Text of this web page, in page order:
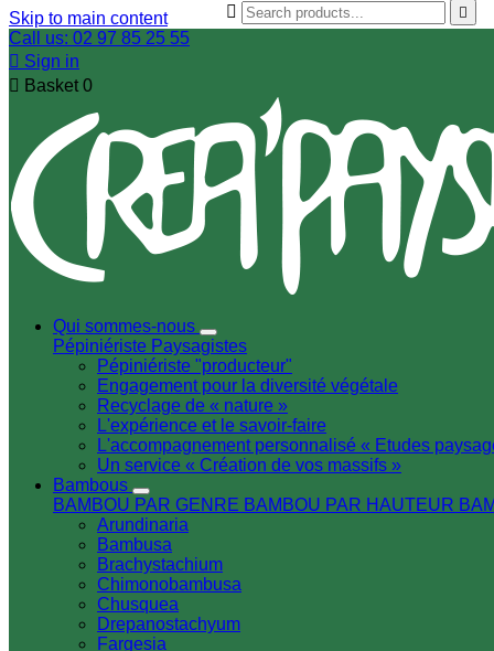
Skip to main content
Call us: 02 97 85 25 55
 Sign in
 Basket 0
Qui sommes-nous
Pépiniériste Paysagistes
Pépiniériste "producteur"
Engagement pour la diversité végétale
Recyclage de « nature »
L'expérience et le savoir-faire
L'accompagnement personnalisé « Etudes
Un service « Création de vos massifs »
Bambous
BAMBOU PAR GENRE BAMBOU PAR HAUTEUR
Arundinaria
Bambusa
Brachystachium
Chimonobambusa
Chusquea
Drepanostachyum
Fargesia
 